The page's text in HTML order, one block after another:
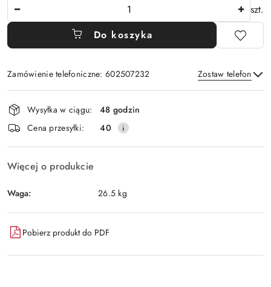
szt.
Do koszyka
Zamówienie telefoniczne: 602507232 Zostaw telefon
Wyślij
Dostępność
i
dostawa
Wysyłka w ciągu:
48 godzin
Cena przesyłki:
40
Więcej o produkcie
Waga: 26.5 kg
Pobierz produkt do PDF